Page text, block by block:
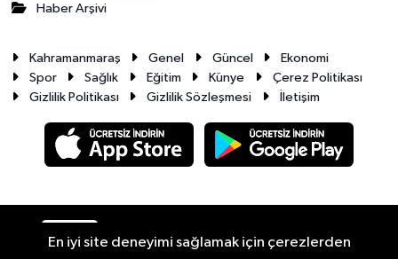
Haber Arşivi
Kahramanmaraş Genel Güncel
Ekonomi
Spor
Sağlık Eğitim Künye
Çerez Politikası
Gizlilik Politikası
Gizlilik Sözleşmesi İletişim
En iyi site deneyimi sağlamak için çerezlerden